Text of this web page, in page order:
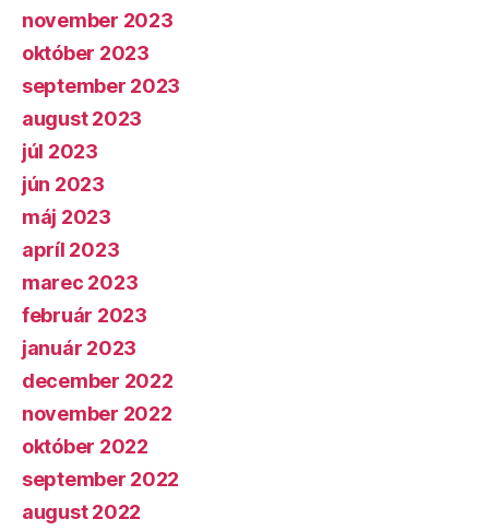
november 2023
október 2023
september 2023
august 2023
júl 2023
jún 2023
máj 2023
apríl 2023
marec 2023
február 2023
január 2023
december 2022
november 2022
október 2022
september 2022
august 2022